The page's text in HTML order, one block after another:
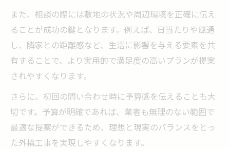
また、相談の際には敷地の状況や周辺環境を正確に伝え
ることが成功の鍵となります。例えば、日当たりや風通
し、隣家との距離感など、生活に影響を与える要素を共
有することで、より実用的で満足度の高いプランが提案
されやすくなります。
さらに、初回の問い合わせ時に予算感を伝えることも大
切です。予算が明確であれば、業者も無理のない範囲で
最適な提案ができるため、理想と現実のバランスをとっ
た外構工事を実現しやすくなります。